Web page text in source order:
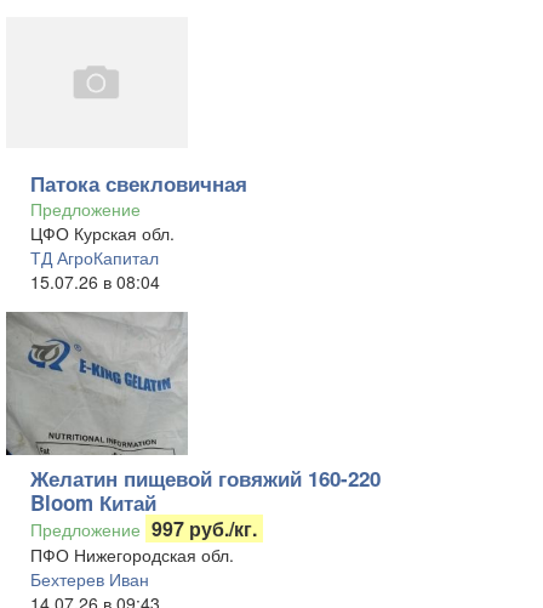
Патока свекловичная
Предложение
ЦФО Курская обл.
ТД АгроКапитал
15.07.26 в 08:04
Желатин пищевой говяжий 160-220
Bloom Китай
Предложение 997 руб./кг.
ПФО Нижегородская обл.
Бехтерев Иван
14.07.26 в 09:43